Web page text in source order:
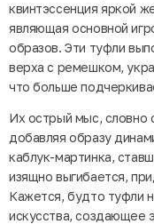
квинтэссенция яркой
являющая основной
образов. Эти туфли
верха с ремешком,
что больше
Их острый мыс, словно
добавляя образу
каблук-мартинка,
изящно выгибается,
Кажется, будто туфли
искусства, создающее